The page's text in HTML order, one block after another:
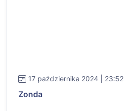
17 października 2024 | 23:52
Zonda